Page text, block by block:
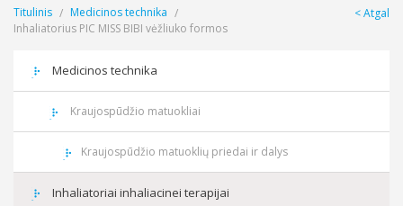
Atgal
Titulinis
Medicinos technika
Inhaliatorius PIC MISS BIBI vėžliuko formos
Medicinos technika
Kraujospūdžio matuokliai
Kraujospūdžio matuoklių priedai ir dalys
Inhaliatoriai inhaliacinei terapijai